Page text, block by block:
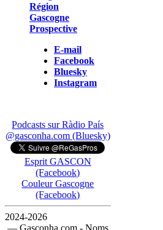
Région
Gascogne
Prospective
E-mail
Facebook
Bluesky
Instagram
Podcasts sur Ràdio País
@gasconha.com (Bluesky)
Esprit GASCON
(Facebook)
Couleur Gascogne
(Facebook)
2024-2026
— Gasconha.com - Noms